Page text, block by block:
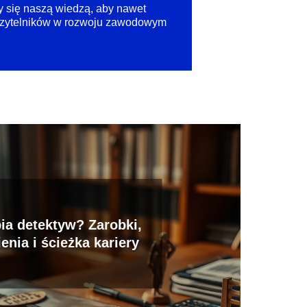
się naszą wiedzą, aby nawet
w rozwoju zawodowym
detektyw? Zarobki,
i ścieżka kariery